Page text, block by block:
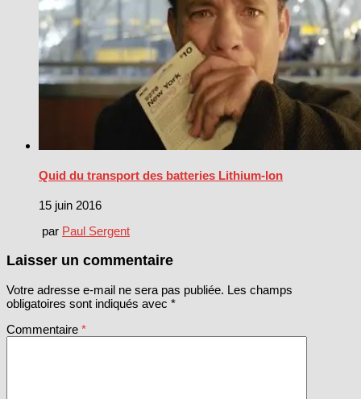
Quid du transport des batteries Lithium-Ion
15 juin 2016
par Paul Sergent
Laisser un commentaire
Votre adresse e-mail ne sera pas publiée. Les champs
obligatoires sont indiqués avec *
Commentaire *